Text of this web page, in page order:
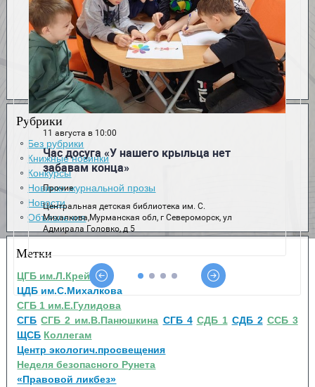
Рубрики
Без рубрики
Книжные новинки
Конкурсы
Новинки журнальной прозы
Новости
Объявления
Метки
ЦГБ им.Л.Крейна
ЦДБ им.С.Михалкова
СГБ 1 им.Е.Гулидова
СГБ СГБ 2 им.В.Панюшкина СГБ 4 СДБ 1 СДБ 2 ССБ 3
ЩСБ Коллегам
Центр экологич.просвещения
Неделя безопасного Рунета
«Правовой ликбез»